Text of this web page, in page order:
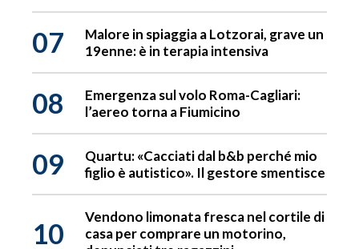
07
Malore in spiaggia a Lotzorai, grave un
19enne: è in terapia intensiva
08
Emergenza sul volo Roma-Cagliari:
l’aereo torna a Fiumicino
09
Quartu: «Cacciati dal b&b perché mio
figlio è autistico». Il gestore smentisce
10
Vendono limonata fresca nel cortile di
casa per comprare un motorino,